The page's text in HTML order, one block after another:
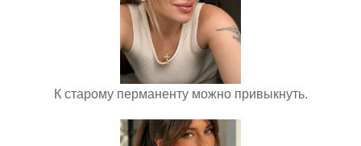
К старому перманенту можно привыкнуть.